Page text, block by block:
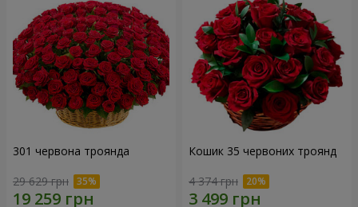
301 червона троянда
29 629 грн
Кошик 35 червоних троянд
4 374 грн